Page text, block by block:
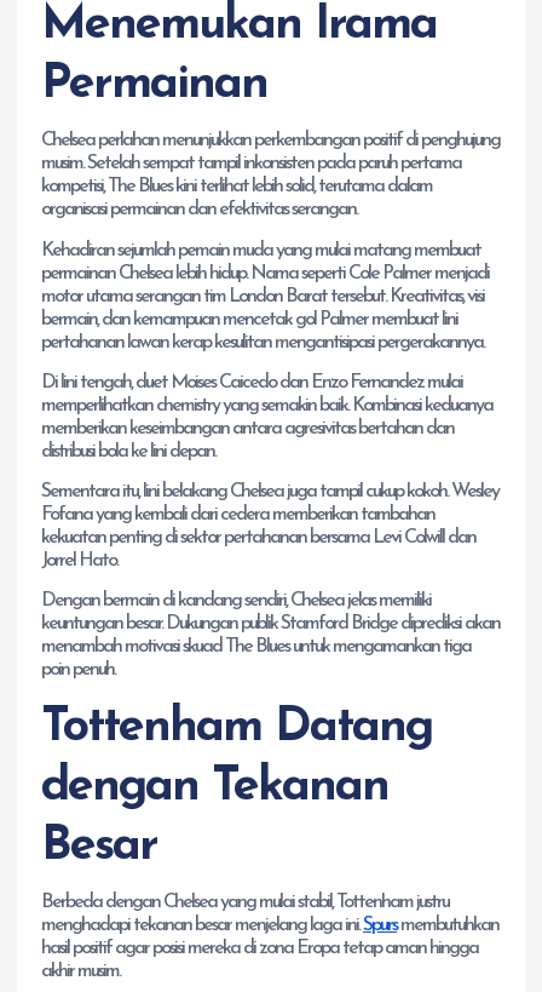
Menemukan Irama
Permainan
Chelsea perlahan menunjukkan perkembangan positif di penghujung
musim. Setelah sempat tampil inkonsisten pada paruh pertama
kompetisi, The Blues kini terlihat lebih solid, terutama dalam
organisasi permainan dan efektivitas serangan.
Kehadiran sejumlah pemain muda yang mulai matang membuat
permainan Chelsea lebih hidup. Nama seperti Cole Palmer menjadi
motor utama serangan tim London Barat tersebut. Kreativitas, visi
bermain, dan kemampuan mencetak gol Palmer membuat lini
pertahanan lawan kerap kesulitan mengantisipasi pergerakannya.
Di lini tengah, duet Moises Caicedo dan Enzo Fernandez mulai
memperlihatkan chemistry yang semakin baik. Kombinasi keduanya
memberikan keseimbangan antara agresivitas bertahan dan
distribusi bola ke lini depan.
Sementara itu, lini belakang Chelsea juga tampil cukup kokoh. Wesley
Fofana yang kembali dari cedera memberikan tambahan
kekuatan penting di sektor pertahanan bersama Levi Colwill dan
Jorrel Hato.
Dengan bermain di kandang sendiri, Chelsea jelas memiliki
keuntungan besar. Dukungan publik Stamford Bridge diprediksi akan
menambah motivasi skuad The Blues untuk mengamankan tiga
poin penuh.
Tottenham Datang
dengan Tekanan
Besar
Berbeda dengan Chelsea yang mulai stabil, Tottenham justru
menghadapi tekanan besar menjelang laga ini.Spursmembutuhkan
hasil positif agar posisi mereka di zona Eropa tetap aman hingga
akhir musim.